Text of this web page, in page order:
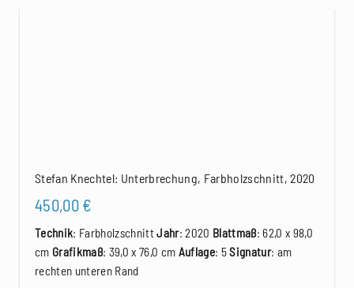
Stefan Knechtel: Unterbrechung, Farbholzschnitt, 2020
450,00 €
Technik: FarbholzschnittJahr: 2020 Blattmaß: 62,0 x 98,0
cm Grafikmaß: 39,0 x 76,0 cm Auflage: 5Signatur: am
rechten unteren Rand